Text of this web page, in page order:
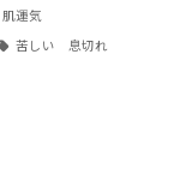
肌運気
苦しい 息切れ